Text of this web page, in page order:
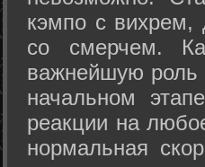
кэмпо с
со смерчем.
важнейшую роль
начальном
реакции на
нормальная